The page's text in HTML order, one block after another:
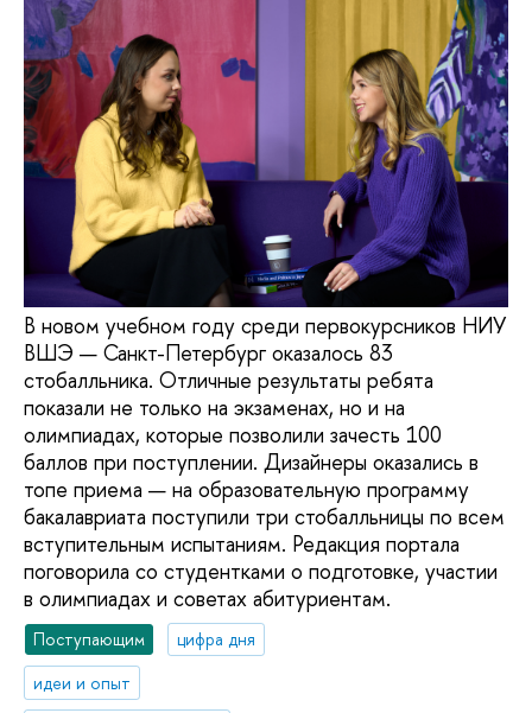
В новом учебном году среди первокурсников НИУ
ВШЭ — Санкт-Петербург оказалось 83
стобалльника. Отличные результаты ребята
показали не только на экзаменах, но и на
олимпиадах, которые позволили зачесть 100
баллов при поступлении. Дизайнеры оказались в
топе приема — на образовательную программу
бакалавриата поступили три стобалльницы по всем
вступительным испытаниям. Редакция портала
поговорила со студентками о подготовке, участии
в олимпиадах и советах абитуриентам.
Поступающим
цифра дня
идеи и опыт